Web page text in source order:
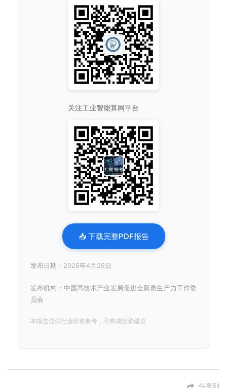
关注工业智能算网平台
📥 下载完整PDF报告
发布日期：2026年4月28日
发布机构：中国高技术产业发展促进会新质生产力工作委
员会
本报告仅供行业研究参考，不构成投资建议